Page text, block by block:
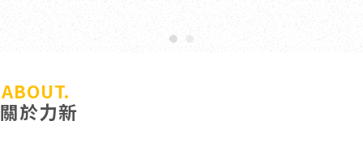
ABOUT.
關於力新